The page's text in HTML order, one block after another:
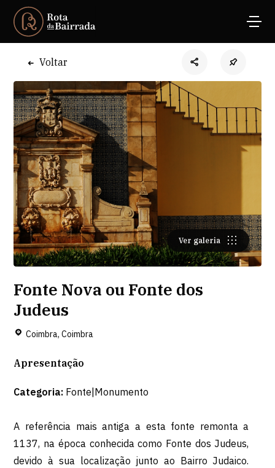
Voltar
Ver galeria
Fonte Nova ou Fonte dos
Judeus
Coimbra, Coimbra
Apresentação
Categoria: Fonte|Monumento
A referência mais antiga a esta fonte remonta a
1137, na época conhecida como Fonte dos Judeus,
devido à sua localização junto ao Bairro Judaico.